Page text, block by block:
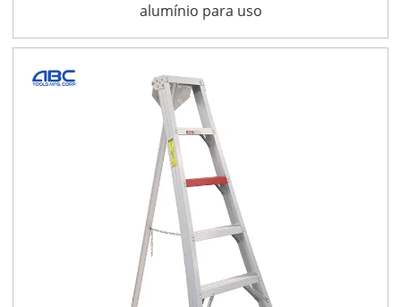
alumínio para uso
doméstico, grau IA, de